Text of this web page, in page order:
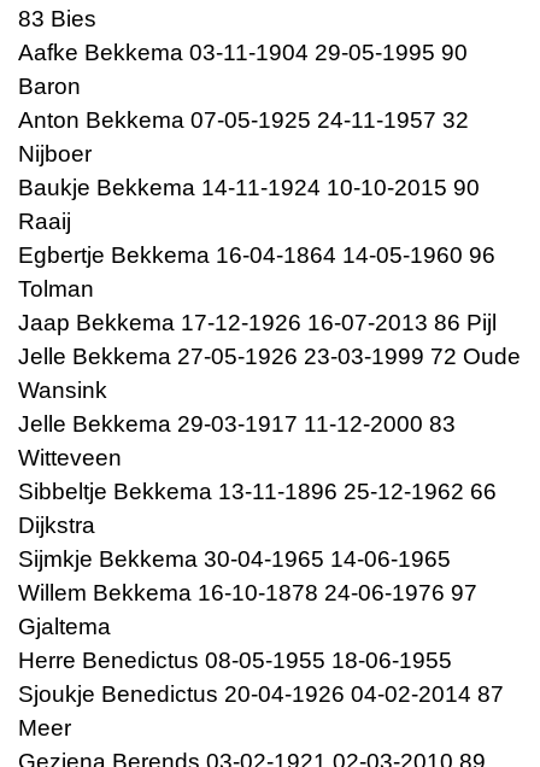
83 Bies
Aafke Bekkema 03-11-1904 29-05-1995 90
Baron
Anton Bekkema 07-05-1925 24-11-1957 32
Nijboer
Baukje Bekkema 14-11-1924 10-10-2015 90
Raaij
Egbertje Bekkema 16-04-1864 14-05-1960 96
Tolman
Jaap Bekkema 17-12-1926 16-07-2013 86 Pijl
Jelle Bekkema 27-05-1926 23-03-1999 72 Oude
Wansink
Jelle Bekkema 29-03-1917 11-12-2000 83
Witteveen
Sibbeltje Bekkema 13-11-1896 25-12-1962 66
Dijkstra
Sijmkje Bekkema 30-04-1965 14-06-1965
Willem Bekkema 16-10-1878 24-06-1976 97
Gjaltema
Herre Benedictus 08-05-1955 18-06-1955
Sjoukje Benedictus 20-04-1926 04-02-2014 87
Meer
Geziena Berends 03-02-1921 02-03-2010 89